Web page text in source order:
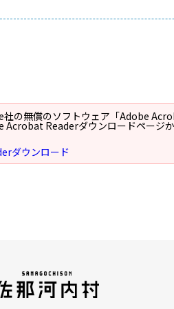
社の無償のソフトウェア「Adobe
Acrobat Readerダウンロードページ
ダウンロード